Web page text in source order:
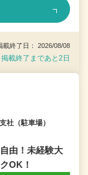
終了日： 2026/08/08
掲載終了まであと2日
社（駐車場）
由！未経験大
OK！